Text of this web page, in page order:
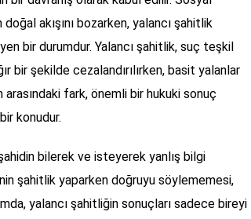
akışını bozarken, yalancı şahitlik
bir durumdur. Yalancı şahitlik, suç teşkil
bir şekilde cezalandırılırken, basit yalanlar
fark, önemli bir hukuki sonuç
konudur.
bilerek ve isteyerek yanlış bilgi
şahitlik yaparken doğruyu söylememesi,
yalancı şahitliğin sonuçları sadece bireyi